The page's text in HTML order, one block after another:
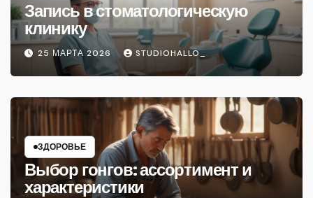
Запись в стоматологическую
клинику
25 МАРТА 2026 STUDIOHALLO_
ЗДОРОВЬЕ
Выбор гонгов: ассортимент и
характеристики